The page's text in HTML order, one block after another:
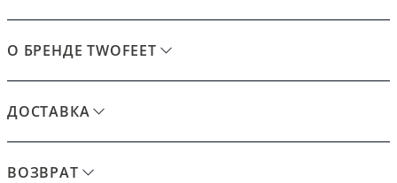
О БРЕНДЕ TWOFEET
ДОСТАВКА
ВОЗВРАТ